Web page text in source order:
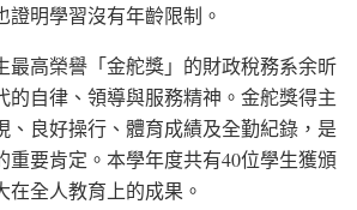
證明學習沒有年齡限制。
最高榮譽「金舵獎」的財政稅務系余昕
的自律、領導與服務精神。金舵獎得主
、良好操行、體育成績及全勤紀錄，是
重要肯定。本學年度共有40位學生獲頒
全人教育上的成果。